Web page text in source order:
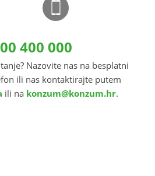
400 000
Nazovite nas na besplatni
ili nas kontaktirajte putem
ili na konzum@konzum.hr.